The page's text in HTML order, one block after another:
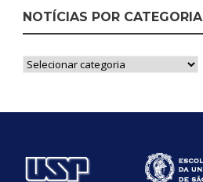
NOTÍCIAS POR CATEGORIA
Notícias